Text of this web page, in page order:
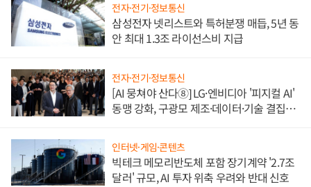
전자·전기·정보통신
삼성전자 넷리스트와 특허분쟁 매듭, 5년 동
안 최대 1.3조 라이선스비 지급
전자·전기·정보통신
[AI 뭉쳐야 산다⑧] LG·엔비디아 '피지컬 AI'
동맹 강화, 구광모 제조·데이터·기술 결집
인터넷·게임·콘텐츠
빅테크 메모리반도체 포함 장기계약 '2.7조
달러' 규모, AI 투자 위축 우려와 반대 신호